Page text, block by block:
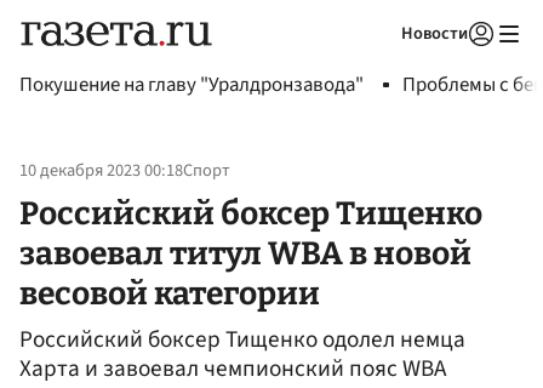
Новости
Покушение на главу "Уралдронзавода" Проблемы с
10 декабря 2023 00:18Спорт
Российский боксер Тищенко
завоевал титул WBA в новой
весовой категории
Российский боксер Тищенко одолел немца
Харта и завоевал чемпионский пояс WBA